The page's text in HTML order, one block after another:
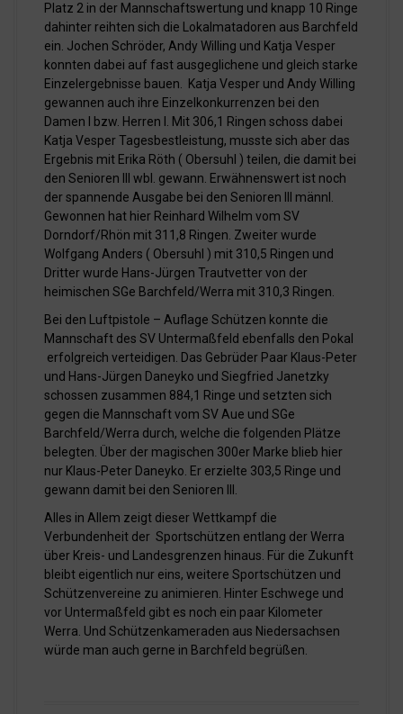
Platz 2 in der Mannschaftswertung und knapp 10 Ringe
dahinter reihten sich die Lokalmatadoren aus Barchfeld
ein. Jochen Schröder, Andy Willing und Katja Vesper
konnten dabei auf fast ausgeglichene und gleich starke
Einzelergebnisse bauen. Katja Vesper und Andy Willing
gewannen auch ihre Einzelkonkurrenzen bei den
Damen I bzw. Herren I. Mit 306,1 Ringen schoss dabei
Katja Vesper Tagesbestleistung, musste sich aber das
Ergebnis mit Erika Röth ( Obersuhl ) teilen, die damit bei
den Senioren III wbl. gewann. Erwähnenswert ist noch
der spannende Ausgabe bei den Senioren III männl.
Gewonnen hat hier Reinhard Wilhelm vom SV
Dorndorf/Rhön mit 311,8 Ringen. Zweiter wurde
Wolfgang Anders ( Obersuhl ) mit 310,5 Ringen und
Dritter wurde Hans-Jürgen Trautvetter von der
heimischen SGe Barchfeld/Werra mit 310,3 Ringen.
Bei den Luftpistole – Auflage Schützen konnte die
Mannschaft des SV Untermaßfeld ebenfalls den Pokal
erfolgreich verteidigen. Das Gebrüder Paar Klaus-Peter
und Hans-Jürgen Daneyko und Siegfried Janetzky
schossen zusammen 884,1 Ringe und setzten sich
gegen die Mannschaft vom SV Aue und SGe
Barchfeld/Werra durch, welche die folgenden Plätze
belegten. Über der magischen 300er Marke blieb hier
nur Klaus-Peter Daneyko. Er erzielte 303,5 Ringe und
gewann damit bei den Senioren III.
Alles in Allem zeigt dieser Wettkampf die
Verbundenheit der Sportschützen entlang der Werra
über Kreis- und Landesgrenzen hinaus. Für die Zukunft
bleibt eigentlich nur eins, weitere Sportschützen und
Schützenvereine zu animieren. Hinter Eschwege und
vor Untermaßfeld gibt es noch ein paar Kilometer
Werra. Und Schützenkameraden aus Niedersachsen
würde man auch gerne in Barchfeld begrüßen.